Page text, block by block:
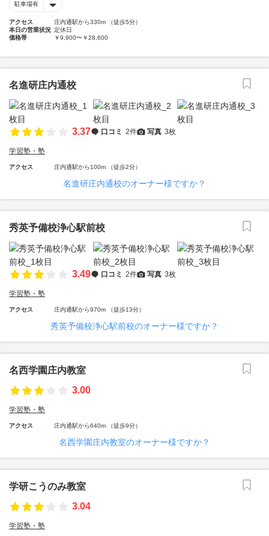
駐車場有
アクセス
庄内通駅から330m （徒歩5分）
本日の営業状況 定休日
価格帯
￥9,900〜￥28,600
名進研庄内通校
3.37 口コミ 2件 写真 3枚
学習塾・塾
アクセス 庄内通駅から100m （徒歩2分）
名進研庄内通校のオーナー様ですか？
秀英予備校浄心駅前校
3.49 口コミ 2件 写真 3枚
学習塾・塾
アクセス 庄内通駅から970m （徒歩13分）
秀英予備校浄心駅前校のオーナー様ですか？
名西学園庄内教室
3.00
学習塾・塾
アクセス 庄内通駅から640m （徒歩9分）
名西学園庄内教室のオーナー様ですか？
学研こうのみ教室
3.04
学習塾・塾